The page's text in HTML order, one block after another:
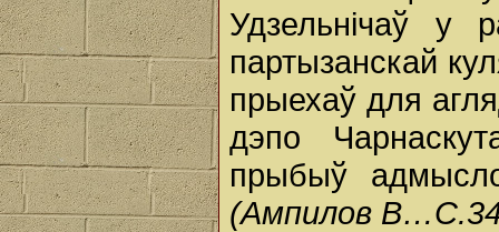
Удзельнічаў у
партызанскай
прыехаў для
дэпо
прыбыў
(Ампилов